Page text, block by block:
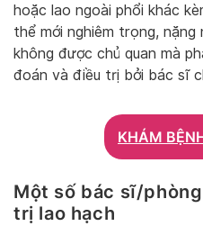
hoặc lao ngoài phổi khác
thể mới nghiêm trọng, nặng
không được chủ quan mà
đoán và điều trị bởi bác sĩ
KHÁM
Một số bác sĩ/
trị lao hạch